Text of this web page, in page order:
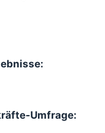
Umfrage: